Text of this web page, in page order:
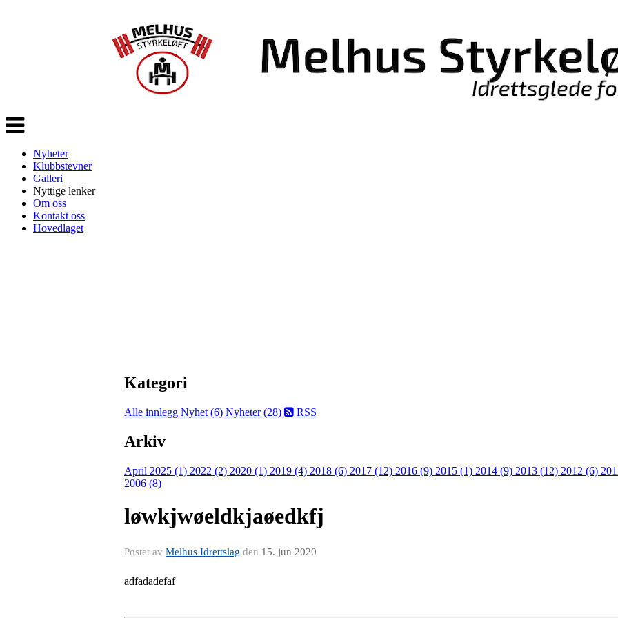
Veksle
navigasjon
Nyheter
Klubbstevner
Galleri
Nyttige lenker
Om oss
Kontakt oss
Hovedlaget
Kategori
Alle innlegg Nyhet (6) Nyheter (28) RSS
Arkiv
April 2025 (1) 2022 (2) 2020 (1) 2019 (4) 2018 (6) 2017 (12) 2016 (9) 2015 (1) 2014 (9) 2013 (12) 2012 (6)
2006 (8)
løwkjwøeldkjaøedkfj
Postet av Melhus Idrettslag den 15. jun 2020
adfadadefaf